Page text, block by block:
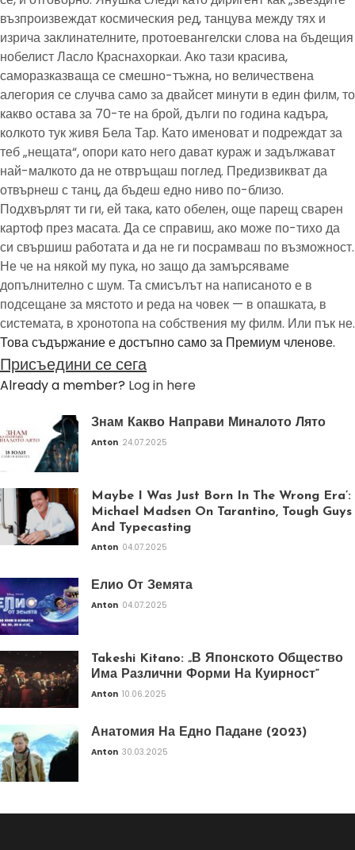
възпроизвеждат космическия ред, танцува между тях и
изрича заклинателните, протоевангелски слова на бъдещия
нобелист Ласло Краснахоркаи. Ако тази красива,
саморазказваща се смешно-тъжна, но величествена
алегория се случва само за двайсет минути в един филм, то
какво остава за 70-те на брой, дълги по година кадъра,
колкото тук живя Бела Тар. Като именоват и подреждат за
теб „нещата“, опори като него дават кураж и задължават
най-малкото да не отвръщаш поглед. Предизвикват да
отвърнеш с танц, да бъдеш едно ниво по-близо.
Подхвърлят ти ги, ей така, като обелен, още парещ сварен
картоф през масата. Да се справиш, ако може по-тихо да
си свършиш работата и да не ги посрамваш по възможност.
Не че на някой му пука, но защо да замърсяваме
допълнително с шум. Та смисълът на написаното е в
подсещане за мястото и реда на човек — в опашката, в
системата, в хронотопа на собствения му филм. Или пък не.
Това съдържание е достъпно само за Премиум членове.
Присъедини се сега
Already a member? Log in here
Знам Какво Направи Миналото Лято
Anton 24.07.2025
Maybe I Was Just Born In The Wrong Era’:
Michael Madsen On Tarantino, Tough Guys
And Typecasting
Anton 04.07.2025
Елио От Земята
Anton 04.07.2025
Takeshi Kitano: „В Японското Общество
Има Различни Форми На Куирност“
Anton 10.06.2025
Анатомия На Едно Падане (2023)
Anton 30.03.2025